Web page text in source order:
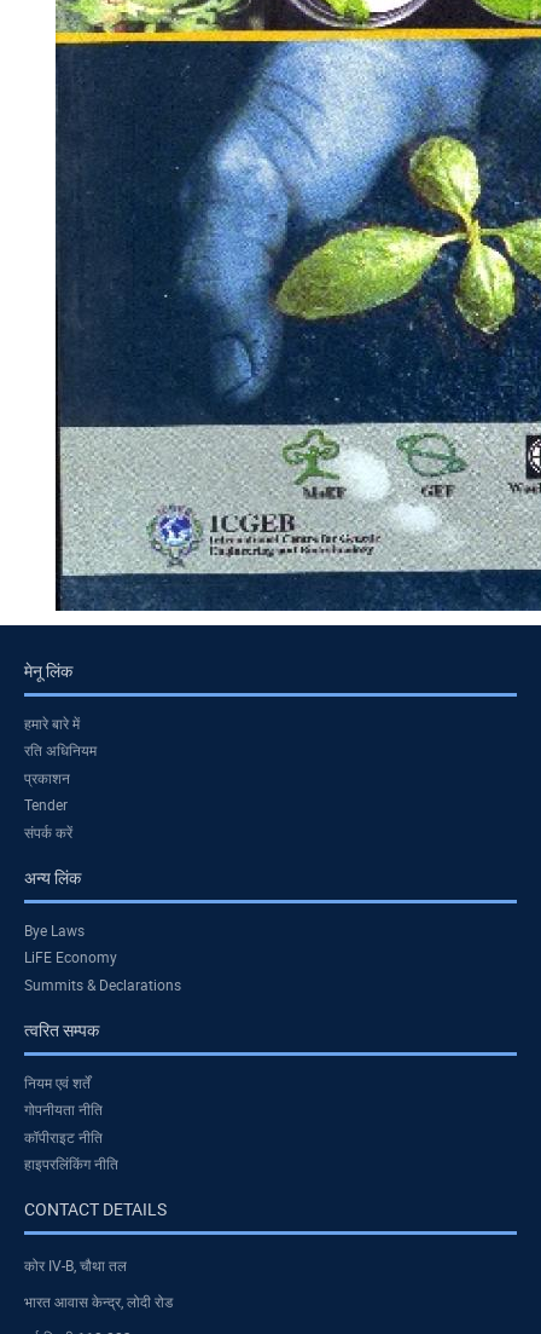
मेनू लिंक
हमारे बारे में
रति अधिनियम
प्रकाशन
Tender
संपर्क करें
अन्य लिंक
Bye Laws
LiFE Economy
Summits & Declarations
त्वरित सम्पक
नियम एवं शर्तें
गोपनीयता नीति
कॉपीराइट नीति
हाइपरलिंकिंग नीति
CONTACT DETAILS
कोर IV-B, चौथा तल
भारत आवास केन्द्र, लोदी रोड